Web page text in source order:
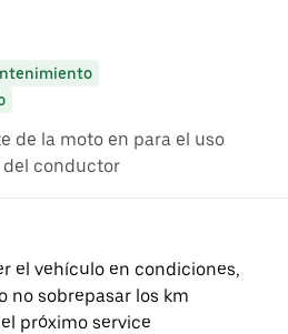
de la moto en para el uso
del conductor
el vehículo en condiciones,
no sobrepasar los km
próximo service